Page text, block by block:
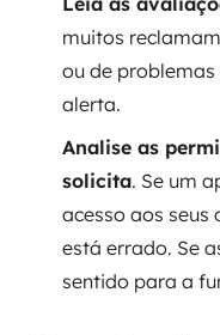
muitos
ou de problemas
alerta.
Analise as
solicita. Se um
acesso aos seus
está errado. Se
sentido para a